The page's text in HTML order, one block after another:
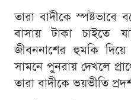
তারা বাদীকে
বাসায় টাকা চাইতে
জীবননাশের হুমকি
সামনে পুনরায় দেখলে
তারা বাদীকে ভয়ভীতি